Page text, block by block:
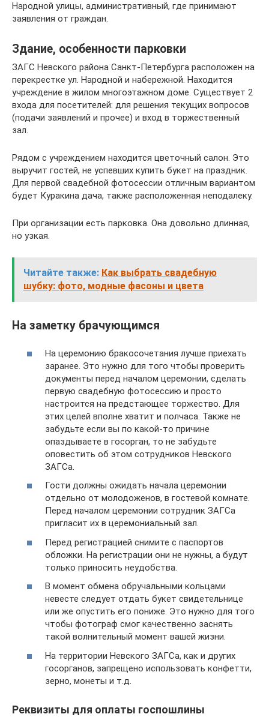
Народной улицы, административный, где принимают
заявления от граждан.
Здание, особенности парковки
ЗАГС Невского района Санкт-Петербурга расположен на
перекрестке ул. Народной и набережной. Находится
учреждение в жилом многоэтажном доме. Существует 2
входа для посетителей: для решения текущих вопросов
(подачи заявлений и прочее) и вход в торжественный
зал.
Рядом с учреждением находится цветочный салон. Это
выручит гостей, не успевших купить букет на праздник.
Для первой свадебной фотосессии отличным вариантом
будет Куракина дача, также расположенная неподалеку.
При организации есть парковка. Она довольно длинная,
но узкая.
Читайте также: Как выбрать свадебную
шубку: фото, модные фасоны и цвета
На заметку брачующимся
На церемонию бракосочетания лучше приехать
заранее. Это нужно для того чтобы проверить
документы перед началом церемонии, сделать
первую свадебную фотосессию и просто
настроится на предстающее торжество. Для
этих целей вполне хватит и полчаса. Также не
забудьте если вы по какой-то причине
опаздываете в госорган, то не забудьте
оповестить об этом сотрудников Невского
ЗАГСа.
Гости должны ожидать начала церемонии
отдельно от молодоженов, в гостевой комнате.
Перед началом церемонии сотрудник ЗАГСа
пригласит их в церемониальный зал.
Перед регистрацией снимите с паспортов
обложки. На регистрации они не нужны, а будут
только приносить неудобства.
В момент обмена обручальными кольцами
невесте следует отдать букет свидетельнице
или же опустить его пониже. Это нужно для того
чтобы фотограф смог качественно заснять
такой волнительный момент вашей жизни.
На территории Невского ЗАГСа, как и других
госорганов, запрещено использовать конфетти,
зерно, монеты и т.д.
Реквизиты для оплаты госпошлины